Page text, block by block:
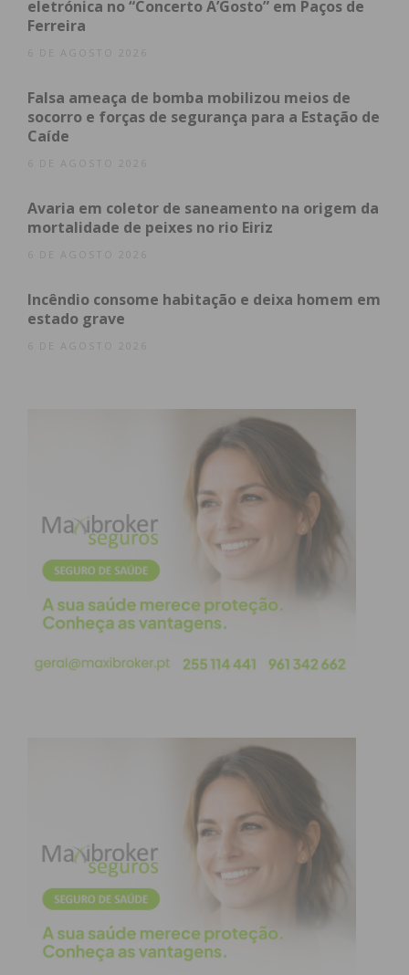
significativamente a circulação de pessoas no
relacionadas com neoplasias. Será apenas realizada
atividade programada em casos clinicamente
relevantes, passando a ser privilegiadas as
consultas não presenciais, sempre que tal seja
Segundo o Hospital, estão ainda a ser feitas
para poder reforçar e alargar a sua capacidade de
resposta. As medidas vão sendo atualizadas em
permanência, à medida da evolução da epidemia e
(DGS), Administração Regional de Saúde do Norte
(ARS Norte), Infarmed, Agrupamentos de Centros
de Saúde e outros Hospitais.
Além destas medidas, mantêm-se as anteriormente
anunciadas, nomeadamente, suspensão das visitas
e restrição no acompanhamento de doentes no
Serviço de Urgência. É ainda proibida a entrada de
pessoal externo ao CHTS, assim como de
delegados de informação médica, sendo apenas
permitida a entrada a fornecedores absolutamente
Foram ainda cancelados todos os eventos, jornadas
e iniciativas científicas por forma a reduzir a
circulação e concentração de pessoas nos hospitais
Tendo em conta esta situação, o CHTS disponibiliza
aos utentes internados, nas duas unidades
hospitalares, rede Wi-Fi para acesso gratuito à
internet, facilitando, assim, o contacto com os seus
eletrónica no “Concerto A’Gosto” em Paços de
Ferreira
6 DE AGOSTO 2026
Falsa ameaça de bomba mobilizou meios de
socorro e forças de segurança para a Estação de
Caíde
6 DE AGOSTO 2026
Avaria em coletor de saneamento na origem da
mortalidade de peixes no rio Eiriz
6 DE AGOSTO 2026
Incêndio consome habitação e deixa homem em
estado grave
6 DE AGOSTO 2026